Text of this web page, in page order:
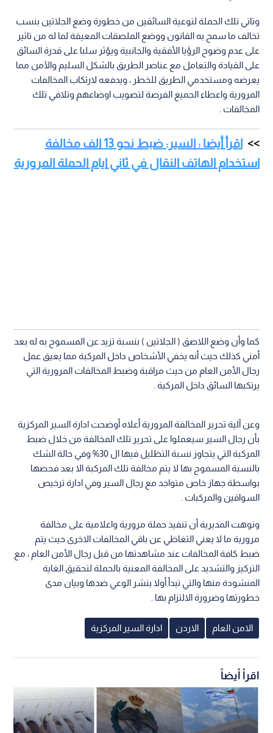
وتاتي تلك الحملة لتوعية السائقين من خطورة وضع الجلاتين بنسب
تخالف ما سمح به القانون ووضع الملصقات المعيقة لما له من تاثير
على عدم وضوح الرؤيا الأفقية والجانبية ويؤثر سلبا على قدرة السائق
على القيادة والتعامل مع عناصر الطريق بالشكل السليم والآمن مما
يعرضه ومستخدمي الطريق للخطر ، ويدفعه لارتكاب المخالفات
المرورية واعطاء الجميع الفرصة لتصويب اوضاعهم وتلافي تلك
المخالفات .
اقرأ أيضا : السير: ضبط نحو 13 الف مخالفة
استخدام الهاتف النقال في ثاني ايام الحملة المرورية
كما وأن وضع اللاصق ( الجلاتين ) بنسبة تزيد عن المسموح به له بعد
أمني كذلك حيث أنه يخفي الأشخاص داخل المركبة مما يعيق عمل
رجال الأمن العام من حيث مراقبة وضبط المخالفات المرورية التي
يرتكبها السائق داخل المركبة .
وعن آلية تحرير المخالفة المرورية أعلاه أوضحت ادارة السير المركزية
بأن رجال السير سيعملوا على تحرير تلك المخالفة من خلال ضبط
المركبة التي يتجاوز نسبة التظليل فيها ال 30% وفي حالة الشك
بالنسبة المسموح بها لا يتم مخالفة تلك المركبة الا بعد فحصها
بواسطة جهاز خاص متواجد مع رجال السير وفي ادارة ترخيص
السواقين والمركبات .
ونوهت المديرية أن تنفيذ حملة مرورية واعلامية على مخالفة
مرورية ما لا يعني التغاظي عن باقي المخالفات الاخرى حيث يتم
ضبط كافة المخالفات عند مشاهدتها من قبل رجال الأمن العام ، مع
التركيز والتشديد على المخالفة المعنية بالحملة لتحقيق الغاية
المنشودة منها والتي تبدأ أولا بنشر الوعي ضدها وبيان مدى
خطورتها وضرورة الالتزام بها .
الامن العام الاردن ادارة السير المركزية
اقرأ أيضاً